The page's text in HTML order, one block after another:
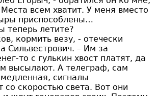
всем хватит. У меня вместо
приспособлены…
теперь летите?
кормить везу, - отечески
Сильвестрович. – Им за
то с гулькин хвост платят, да
высылают. А телеграф, сам
сигналы
со скоростью света. Вот они